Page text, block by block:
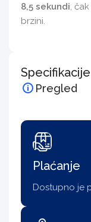
8,5 sekundi,
brzini.
Specifikacije
Pregled
Plaćanje
Dostupno je